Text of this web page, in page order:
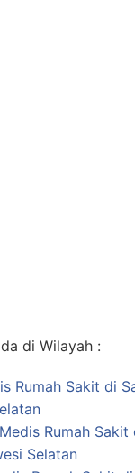
di Wilayah :
Rumah Sakit di
Rumah
Selatan